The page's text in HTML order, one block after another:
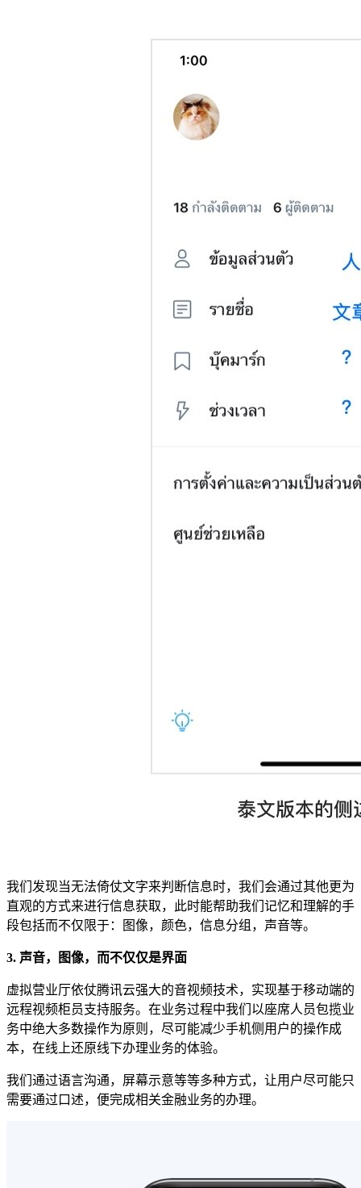
我们发现当无法倚仗文字来判断信息时，我们会通过其他更为
直观的方式来进行信息获取，此时能帮助我们记忆和理解的手
段包括而不仅限于：图像，颜色，信息分组，声音等。
3. 声音，图像，而不仅仅是界面
虚拟营业厅依仗腾讯云强大的音视频技术，实现基于移动端的
远程视频柜员支持服务。在业务过程中我们以座席人员包揽业
务中绝大多数操作为原则，尽可能减少手机侧用户的操作成
本，在线上还原线下办理业务的体验。
我们通过语言沟通，屏幕示意等等多种方式，让用户尽可能只
需要通过口述，便完成相关金融业务的办理。